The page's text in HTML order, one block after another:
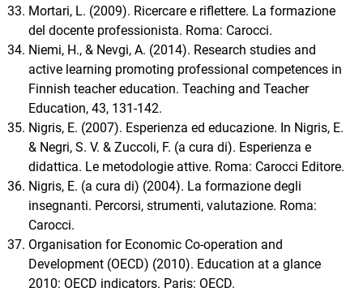
Mortari, L. (2009). Ricercare e riflettere. La formazione
del docente professionista. Roma: Carocci.
Niemi, H., & Nevgi, A. (2014). Research studies and
active learning promoting professional competences in
Finnish teacher education. Teaching and Teacher
Education, 43, 131-142.
Nigris, E. (2007). Esperienza ed educazione. In Nigris, E.
& Negri, S. V. & Zuccoli, F. (a cura di). Esperienza e
didattica. Le metodologie attive. Roma: Carocci Editore.
Nigris, E. (a cura di) (2004). La formazione degli
insegnanti. Percorsi, strumenti, valutazione. Roma:
Carocci.
Organisation for Economic Co-operation and
Development (OECD) (2010). Education at a glance
2010: OECD indicators. Paris: OECD.